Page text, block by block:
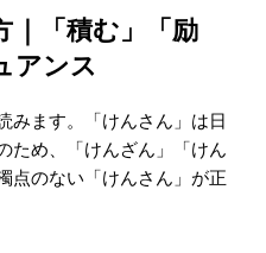
リード）
己研鑽｜業界特化の具
格｜ITパスポート／基
／ネットワーク
｜Unity／Unreal／
人作品
｜「積む」「励
アンス
みます。「けんさん」は日
ため、「けんざん」「けん
点のない「けんさん」が正